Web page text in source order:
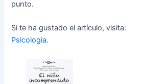
punto.
Si te ha gustado el artículo, visita:
Psicologia.